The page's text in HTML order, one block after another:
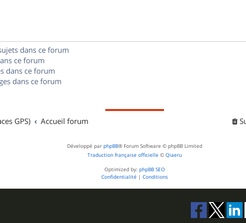
e
dans ce forum
ce forum
dans ce forum
dans ce forum
GPS) Accueil forum
Développé par phpBB® Forum Software © phpBB Limited
Traduction française officielle © Qiaeru
Optimized by: phpBB SEO
Confidentialité | Conditions